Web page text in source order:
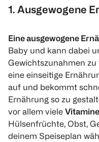
1. Ausgewogene
Eine ausgewogene
Baby und kann dabei
Gewichtszunahmen zu
eine einseitige
auf und bekommt
Ernährung so zu
vor allem viele
Hülsenfrüchte, Obst,
deinem Speiseplan